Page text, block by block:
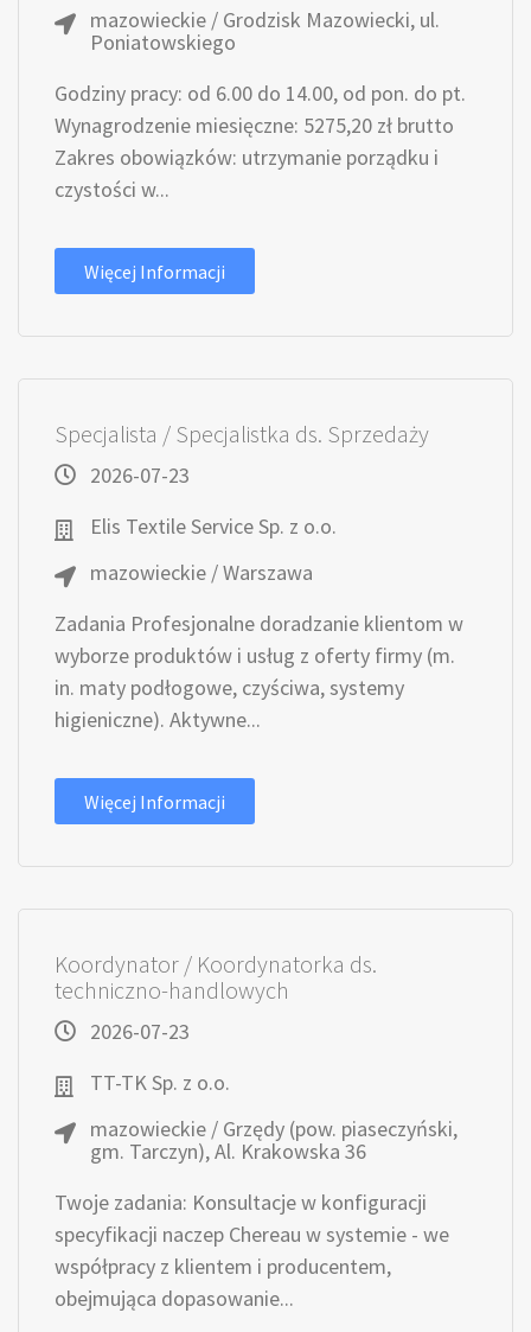
mazowieckie / Grodzisk Mazowiecki, ul.
Poniatowskiego
Godziny pracy: od 6.00 do 14.00, od pon. do pt.
Wynagrodzenie miesięczne: 5275,20 zł brutto
Zakres obowiązków: utrzymanie porządku i
czystości w...
Więcej Informacji
Specjalista / Specjalistka ds. Sprzedaży
2026-07-23
Elis Textile Service Sp. z o.o.
mazowieckie / Warszawa
Zadania Profesjonalne doradzanie klientom w
wyborze produktów i usług z oferty firmy (m.
in. maty podłogowe, czyściwa, systemy
higieniczne). Aktywne...
Więcej Informacji
Koordynator / Koordynatorka ds.
techniczno-handlowych
2026-07-23
TT-TK Sp. z o.o.
mazowieckie / Grzędy (pow. piaseczyński,
gm. Tarczyn), Al. Krakowska 36
Twoje zadania: Konsultacje w konfiguracji
specyfikacji naczep Chereau w systemie - we
współpracy z klientem i producentem,
obejmująca dopasowanie...